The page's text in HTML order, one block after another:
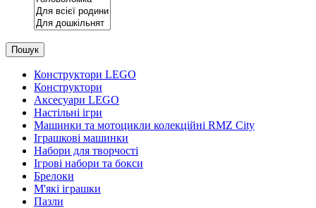
Пошук
Конструктори LEGO
Конструктори
Аксесуари LEGO
Настільні ігри
Машинки та мотоцикли колекційні RMZ City
Іграшкові машинки
Набори для творчості
Ігрові набори та бокси
Брелоки
М'які іграшки
Пазли